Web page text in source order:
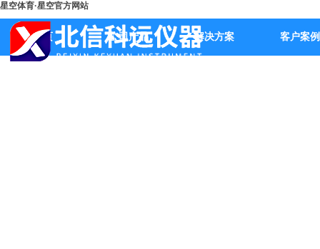
星空体育·星空官方网站
首页 公司产品 解决方案 客户案例